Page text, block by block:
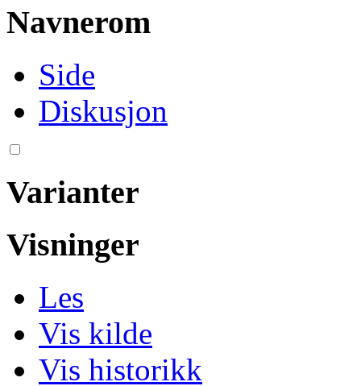
Navnerom
Side
Diskusjon
Varianter
Visninger
Les
Vis kilde
Vis historikk